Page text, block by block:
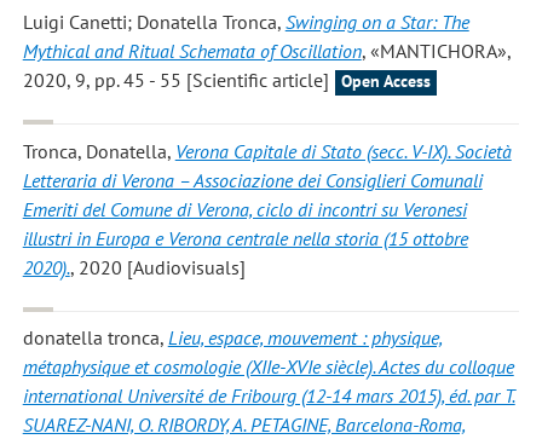
Luigi Canetti; Donatella Tronca, Swinging on a Star: The
Mythical and Ritual Schemata of Oscillation, «MANTICHORA»,
2020, 9, pp. 45 - 55 [Scientific article]
Open Access
Tronca, Donatella, Verona Capitale di Stato (secc. V-IX). Società
Letteraria di Verona – Associazione dei Consiglieri Comunali
Emeriti del Comune di Verona, ciclo di incontri su Veronesi
illustri in Europa e Verona centrale nella storia (15 ottobre
2020)., 2020 [Audiovisuals]
donatella tronca, Lieu, espace, mouvement : physique,
métaphysique et cosmologie (XIIe-XVIe siècle). Actes du colloque
international Université de Fribourg (12-14 mars 2015), éd. par T.
SUAREZ-NANI, O. RIBORDY, A. PETAGINE, Barcelona-Roma,